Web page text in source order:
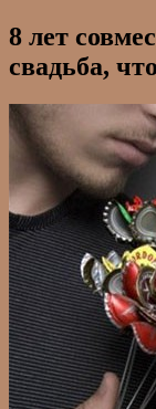
8 лет
свадьба,